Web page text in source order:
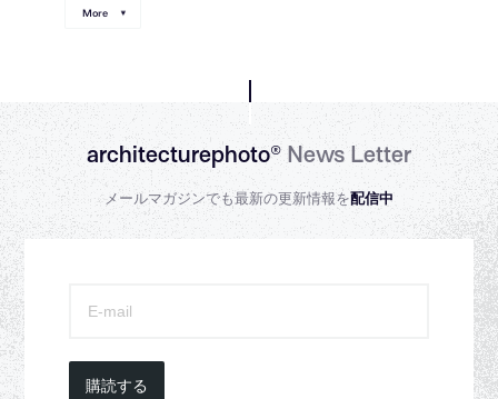
More
architecturephoto®News Letter
メールマガジンでも最新の更新情報を配信中
購読する